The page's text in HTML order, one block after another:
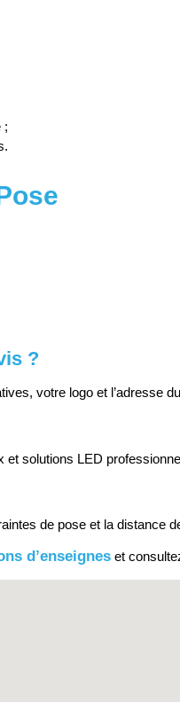
;
?
votre logo et l’adresse
solutions LED
de pose et la distance
d’enseignes et